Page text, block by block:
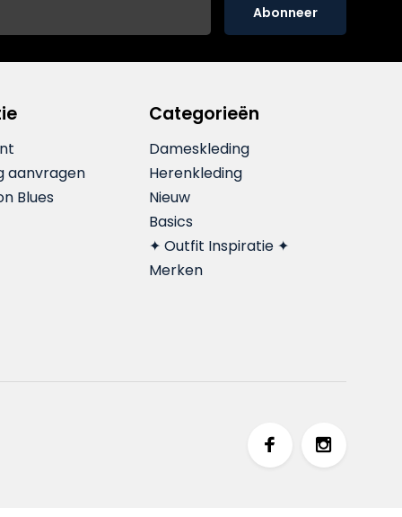
Abonneer
aanvragen
Blues
Categorieën
Dameskleding
Herenkleding
Nieuw
Basics
✦ Outfit Inspiratie ✦
Merken